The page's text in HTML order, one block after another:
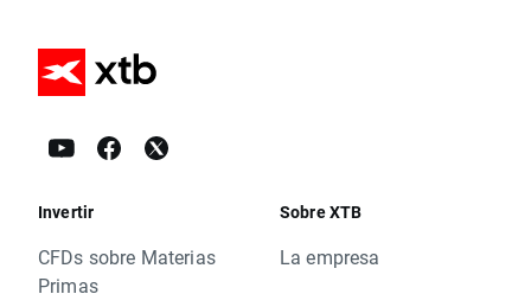
Invertir
CFDs sobre Materias
Primas
Sobre XTB
La empresa